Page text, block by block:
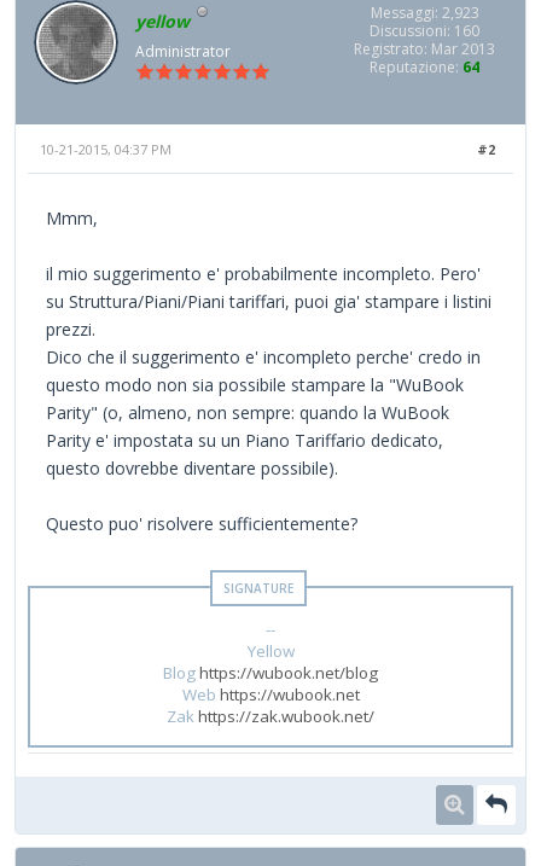
yellow
Administrator
Messaggi: 2,923
Discussioni: 160
Registrato: Mar 2013
Reputazione: 64
#2
10-21-2015, 04:37 PM
Mmm,
il mio suggerimento e' probabilmente incompleto. Pero'
su Struttura/Piani/Piani tariffari, puoi gia' stampare i listini
prezzi.
Dico che il suggerimento e' incompleto perche' credo in
questo modo non sia possibile stampare la "WuBook
Parity" (o, almeno, non sempre: quando la WuBook
Parity e' impostata su un Piano Tariffario dedicato,
questo dovrebbe diventare possibile).
Questo puo' risolvere sufficientemente?
--
Yellow
Bloghttps://wubook.net/blog
Web https://wubook.net
Zakhttps://zak.wubook.net/